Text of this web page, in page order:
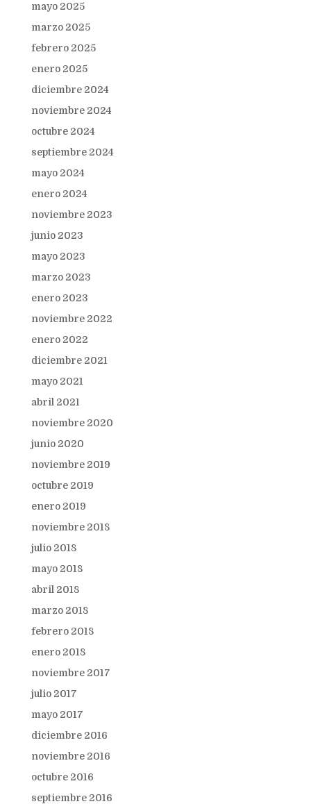
mayo 2025
marzo 2025
febrero 2025
enero 2025
diciembre 2024
noviembre 2024
octubre 2024
septiembre 2024
mayo 2024
enero 2024
noviembre 2023
junio 2023
mayo 2023
marzo 2023
enero 2023
noviembre 2022
enero 2022
diciembre 2021
mayo 2021
abril 2021
noviembre 2020
junio 2020
noviembre 2019
octubre 2019
enero 2019
noviembre 2018
julio 2018
mayo 2018
abril 2018
marzo 2018
febrero 2018
enero 2018
noviembre 2017
julio 2017
mayo 2017
diciembre 2016
noviembre 2016
octubre 2016
septiembre 2016